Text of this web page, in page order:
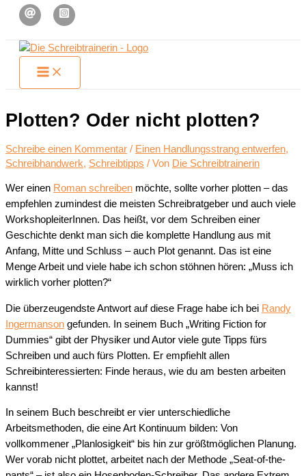
Zum
Inhalt
springen
Plotten? Oder nicht plotten?
Schreibe einen Kommentar / Einen Handlungsstrang entwerfen,
Schreibhandwerk, Schreibtipps / Von Die Schreibtrainerin
Wer einen Roman schreiben möchte, sollte vorher plotten – das
empfehlen zumindest die meisten Schreibratgeber und auch viele
WorkshopleiterInnen. Das heißt, vor dem Schreiben einer
Geschichte denkt man sich die komplette Handlung aus mit
Anfang, Mitte und Schluss – auch Plot genannt. Das ist eine
Menge Arbeit und viele habe ich schon stöhnen hören: „Muss ich
wirklich vorher plotten?“
Die überzeugendste Antwort auf diese Frage habe ich bei Randy
Ingermanson gefunden. In seinem Buch „Writing Fiction for
Dummies“ gibt der Physiker und Autor viele gute Tipps fürs
Schreiben und auch fürs Plotten. Er empfiehlt allen
Schreibinteressierten: Finde heraus, wie du am besten arbeiten
kannst!
In seinem Buch beschreibt er vier unterschiedliche
Arbeitsmethoden, die eine Art Kontinuum bilden: Von
vollkommener „Planlosigkeit“ bis hin zur größtmöglichen Planung.
Wer vorab nicht plottet, arbeitet nach der Methode „Seat-of-the-